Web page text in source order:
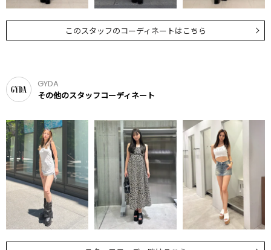
このスタッフのコーディネートはこちら
GYDA
その他のスタッフコーディネート